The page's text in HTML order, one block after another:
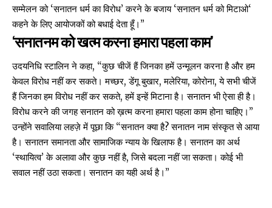
सम्मेलन को ‘सनातन धर्म का विरोध’ करने के बजाय ‘सनातन धर्म को मिटाओ‘
कहने के लिए आयोजकों को बधाई देता हूँ।”
‘सनातनम को खत्म करना हमारा पहला काम’
उदयनिधि स्टालिनने कहा, “कुछ चीजें हैं जिनका हमें उन्मूलन करना है और हम
केवल विरोध नहीं कर सकते। मच्छर, डेंगू बुखार, मलेरिया, कोरोना, ये सभी चीजें
हैं जिनका हम विरोध नहीं कर सकते, हमें इन्हें मिटाना है। सनातन ​​भी ऐसा ही है।
विरोध करने की जगह सनातन ​​को ख़त्म करना हमारा पहला काम होना चाहिए।”
उन्होंने सवालिया लहज़े में पूछा कि “सनातन ​​क्या है? सनातन ​​नाम संस्कृत से आया
है। सनातन ​​समानता और सामाजिक न्याय के खिलाफ है। सनातन ​​का अर्थ
‘स्थायित्व’ के अलावा और कुछ नहीं है, जिसे बदला नहीं जा सकता। कोई भी
सवाल नहीं उठा सकता। सनातन ​​का यही अर्थ है।”